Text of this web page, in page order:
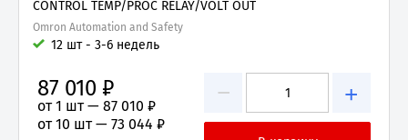
CONTROL TEMP/PROC RELAY/VOLT OUT
Omron Automation and Safety
12 шт - 3-6 недель
− +
87 010 ₽
от 1 шт — 87 010 ₽
от 10 шт — 73 044 ₽